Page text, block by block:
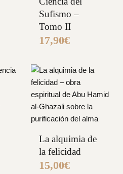
Sufismo –
Tomo II
17,90€
La alquimia de
la felicidad
15,00€